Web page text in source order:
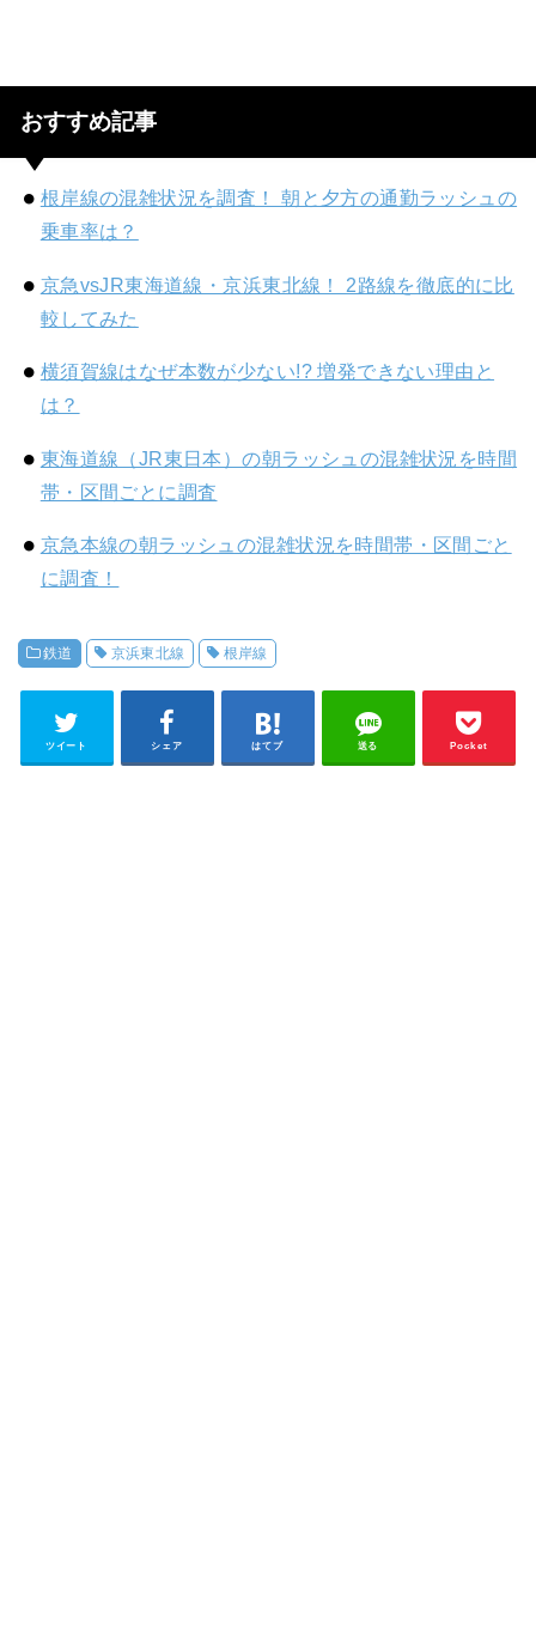
おすすめ記事
根岸線の混雑状況を調査！ 朝と夕方の通勤ラッシュの
乗車率は？
京急vsJR東海道線・京浜東北線！ 2路線を徹底的に比
較してみた
横須賀線はなぜ本数が少ない!? 増発できない理由と
は？
東海道線（JR東日本）の朝ラッシュの混雑状況を時間
帯・区間ごとに調査
京急本線の朝ラッシュの混雑状況を時間帯・区間ごと
に調査！
鉄道 京浜東北線 根岸線
ツイート シェア はてブ 送る Pocket